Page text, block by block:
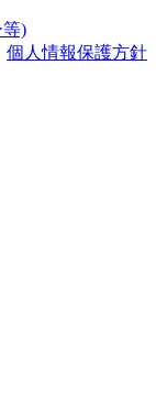
)
個人情報保護方針